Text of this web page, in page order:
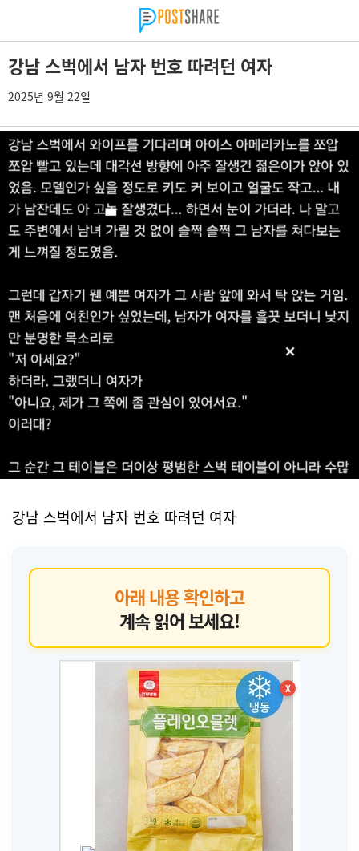
강남 스벅에서 남자 번호 따려던 여자
2025년 9월 22일
강남 스벅에서 남자 번호 따려던 여자
아래 내용 확인하고
계속 읽어 보세요!
X